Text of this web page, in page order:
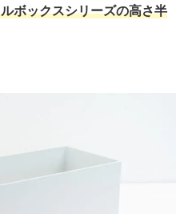
ボックスシリーズの高さ半